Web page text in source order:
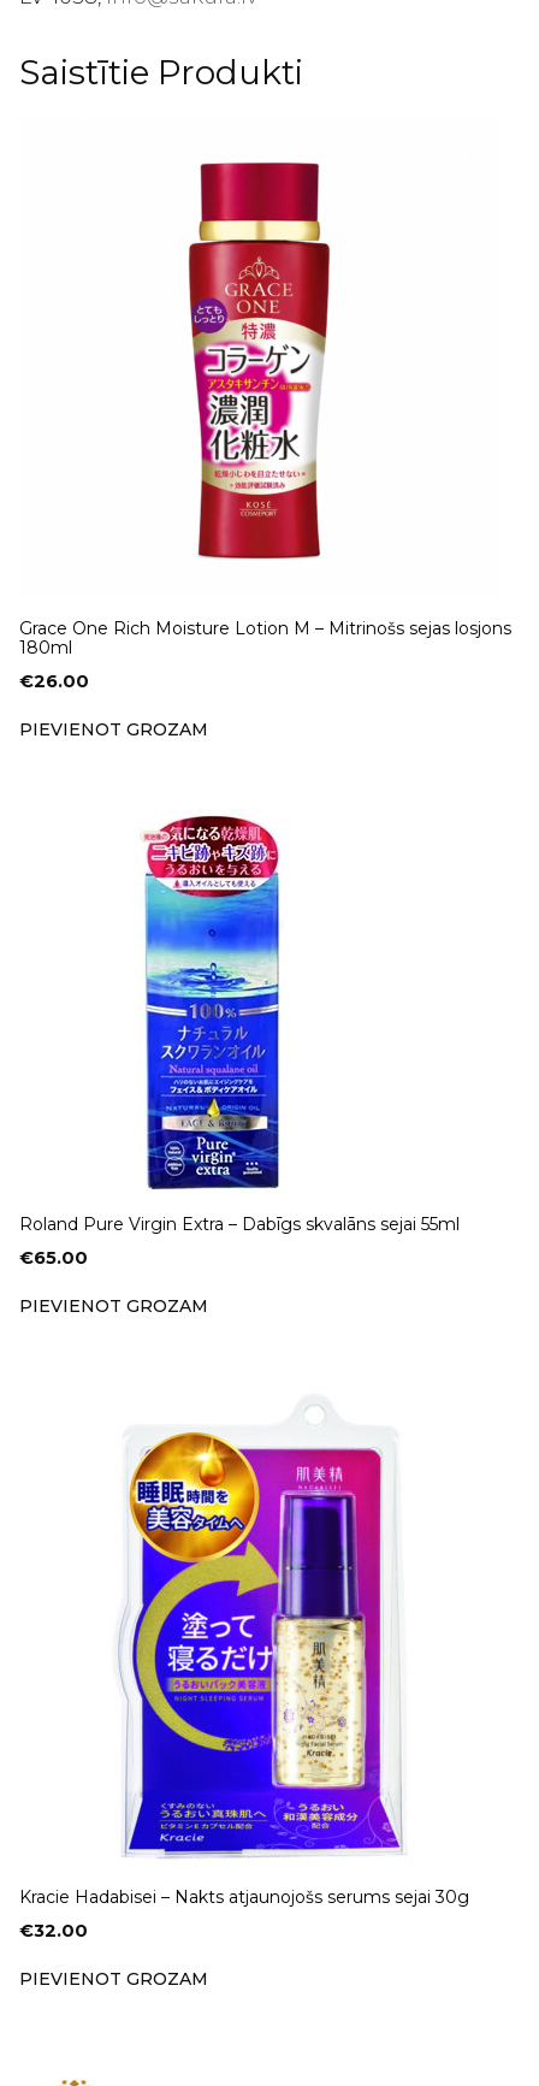
Saistītie Produkti
Grace One Rich Moisture Lotion M – Mitrinošs sejas losjons
180ml
€26.00
PIEVIENOT GROZAM
Roland Pure Virgin Extra – Dabīgs skvalāns sejai 55ml
€65.00
PIEVIENOT GROZAM
Kracie Hadabisei – Nakts atjaunojošs serums sejai 30g
€32.00
PIEVIENOT GROZAM